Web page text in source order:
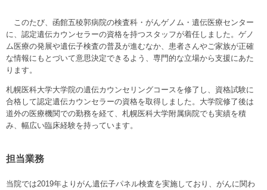
このたび、函館五稜郭病院の検査科・がんゲノム・遺伝医療センター
に、認定遺伝カウンセラーの資格を持つスタッフが着任しました。ゲノ
ム医療の発展や遺伝子検査の普及が進むなか、患者さんやご家族が正確
な情報にもとづいて意思決定できるよう、専門的な立場から支援にあた
ります。
札幌医科大学大学院の遺伝カウンセリングコースを修了し、資格試験に
合格して認定遺伝カウンセラーの資格を取得しました。大学院修了後は
道外の医療機関での勤務を経て、札幌医科大学附属病院でも実績を積
み、幅広い臨床経験を持っています。
担当業務
当院では2019年よりがん遺伝子パネル検査を実施しており、がんに関わ